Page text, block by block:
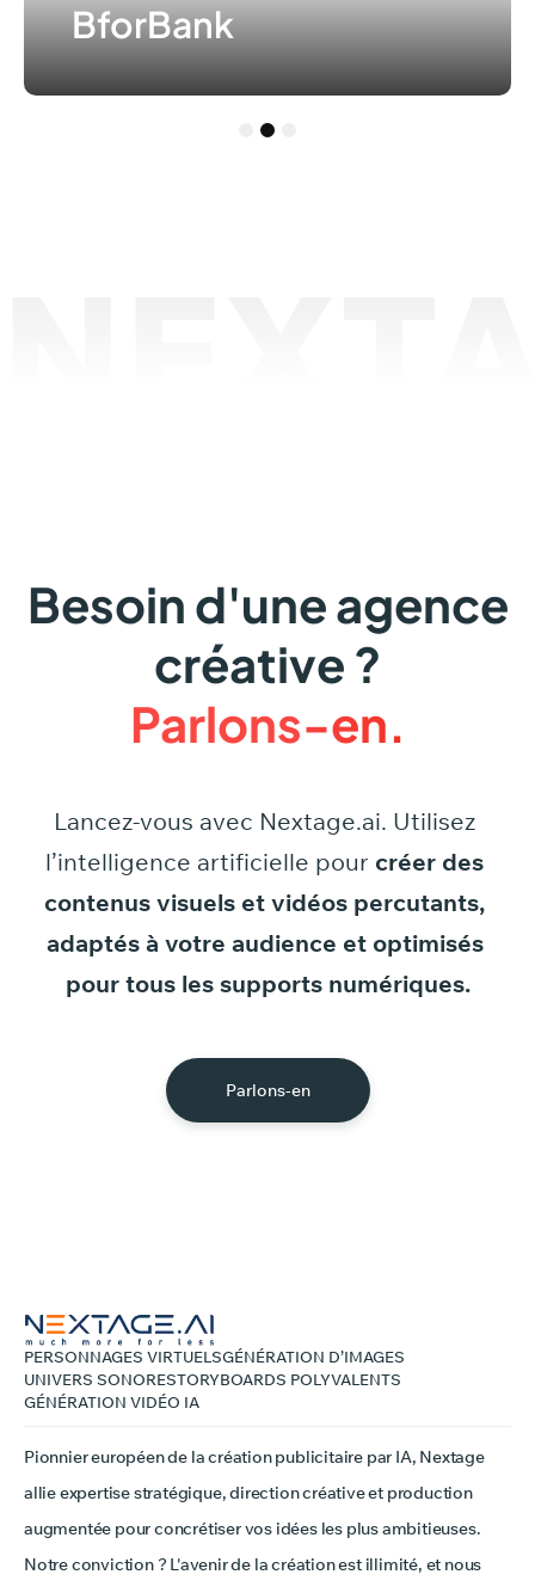
BforBank
Besoin d'une agence
créative ?
Parlons-en.
Lancez-vous avec Nextage.ai. Utilisez
l’intelligence artificielle pour créer des
contenus visuels et vidéos percutants,
adaptés à votre audience et optimisés
pour tous les supports numériques.
Parlons-en
PERSONNAGES VIRTUELSGÉNÉRATION D’IMAGES
UNIVERS SONORESTORYBOARDS POLYVALENTS
GÉNÉRATION VIDÉO IA
Pionnier européen de la création publicitaire par IA, Nextage
allie expertise stratégique, direction créative et production
augmentée pour concrétiser vos idées les plus ambitieuses.
Notre conviction ? L'avenir de la création est illimité, et nous